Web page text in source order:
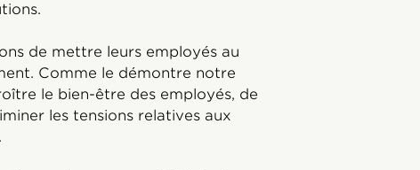
de mettre leurs employés au
Comme le démontre notre
le bien-être des employés, de
les tensions relatives aux